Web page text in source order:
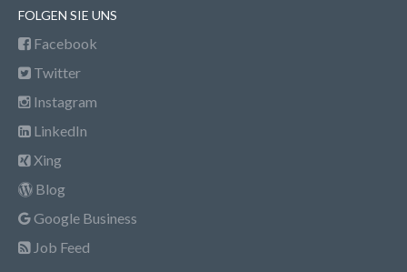
FOLGEN SIE UNS
Facebook
Twitter
Instagram
LinkedIn
Xing
Blog
Google Business
Job Feed